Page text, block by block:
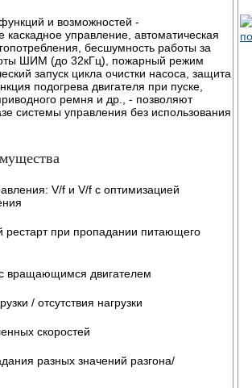
и возможностей -
каскадное управление, автоматическая
бесшумность работы за
ШИМ (до 32кГц), пожарный режим
запуск цикла очистки насоса, защита
подогрева двигателя при пуске,
ремня и др., - позволяют
системы управления без использования
V/f и V/f с оптимизацией
рестарт при пропадании питающего
вращающимся двигателем
/ отсутствия нагрузки
скоростей
разных значений разгона/